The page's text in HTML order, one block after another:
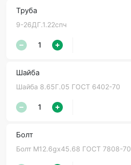
Труба
9-26ДГ.1.22спч
Шайба
Шайба 8.65Г.05 ГОСТ 6402-70
Болт
Болт М12.6gх45.68 ГОСТ 7808-70